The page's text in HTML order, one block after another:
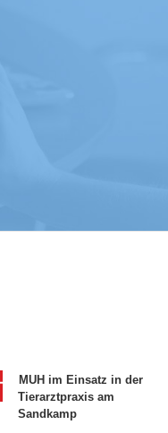
MUH im Einsatz in der
Tierarztpraxis am
Sandkamp